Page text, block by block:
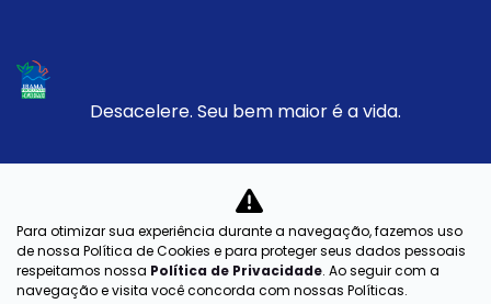
Desacelere. Seu bem maior é a vida.
CNPJ: 79.763.884/0005-10
Desenvolvido pela DEALERSPACE ® Direitos Reservados.
Para otimizar sua experiência durante a navegação, fazemos uso
de nossa Política de Cookies e para proteger seus dados pessoais
respeitamos nossa Política de Privacidade. Ao seguir com a
navegação e visita você concorda com nossas Políticas.